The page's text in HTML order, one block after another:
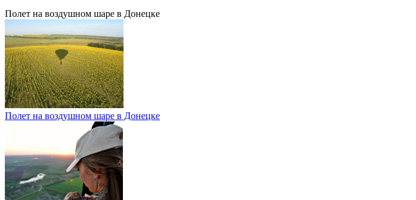
Полет на воздушном шаре в Донецке
Полет на воздушном шаре в Донецке